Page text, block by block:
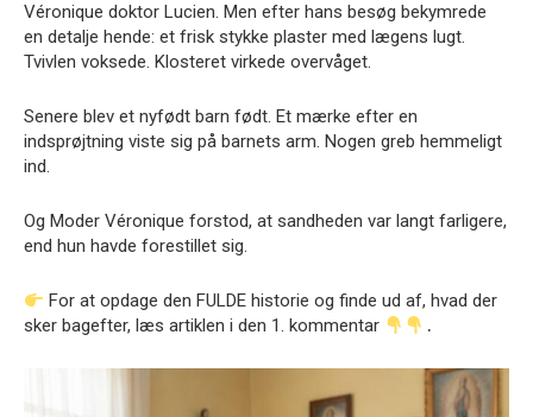
Véronique doktor Lucien. Men efter hans besøg bekymrede
en detalje hende: et frisk stykke plaster med lægens lugt.
Tvivlen voksede. Klosteret virkede overvåget.
Senere blev et nyfødt barn født. Et mærke efter en
indsprøjtning viste sig på barnets arm. Nogen greb hemmeligt
ind.
Og Moder Véronique forstod, at sandheden var langt farligere,
end hun havde forestillet sig.
For at opdage den FULDE historie og finde ud af, hvad der
sker bagefter, læs artiklen i den 1. kommentar
․